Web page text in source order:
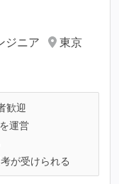
ジニア
東京
歓迎
運営
が受けられる